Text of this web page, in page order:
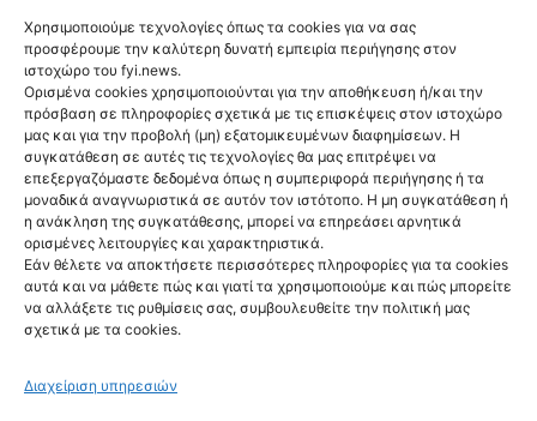
Χρησιμοποιούμε τεχνολογίες όπως τα cookies για να σας
προσφέρουμε την καλύτερη δυνατή εμπειρία περιήγησης στον
ιστοχώρο του fyi.news.
Ορισμένα cookies χρησιμοποιούνται για την αποθήκευση ή/και την
πρόσβαση σε πληροφορίες σχετικά με τις επισκέψεις στον ιστοχώρο
μας και για την προβολή (μη) εξατομικευμένων διαφημίσεων. Η
συγκατάθεση σε αυτές τις τεχνολογίες θα μας επιτρέψει να
επεξεργαζόμαστε δεδομένα όπως η συμπεριφορά περιήγησης ή τα
μοναδικά αναγνωριστικά σε αυτόν τον ιστότοπο. Η μη συγκατάθεση ή
η ανάκληση της συγκατάθεσης, μπορεί να επηρεάσει αρνητικά
ορισμένες λειτουργίες και χαρακτηριστικά.
Εάν θέλετε να αποκτήσετε περισσότερες πληροφορίες για τα cookies
αυτά και να μάθετε πώς και γιατί τα χρησιμοποιούμε και πώς μπορείτε
να αλλάξετε τις ρυθμίσεις σας, συμβουλευθείτε την πολιτική μας
σχετικά με τα cookies.
Διαχείριση υπηρεσιών
Ακολούθησέ μας
Newsletter